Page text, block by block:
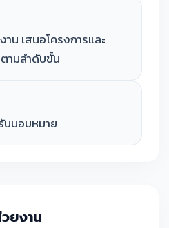
น เสนอโครงการและ
ามลำดับขั้น
บมอบหมาย
ยงาน